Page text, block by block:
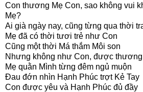
Con thương Mẹ Con, sao không vui
Mẹ?
Ai già ngày nay, cũng từng qua thời
Mẹ đã có thời tươi trẻ như Con
Cũng một thời Má thắm Môi son
Nhưng không như Con, được
Mẹ quằn Mình từng đêm ngủ muộn
Đau đớn nhìn Hạnh Phúc trợt Kẻ Tay
Con được yêu và Hạnh Phúc đủ đầy